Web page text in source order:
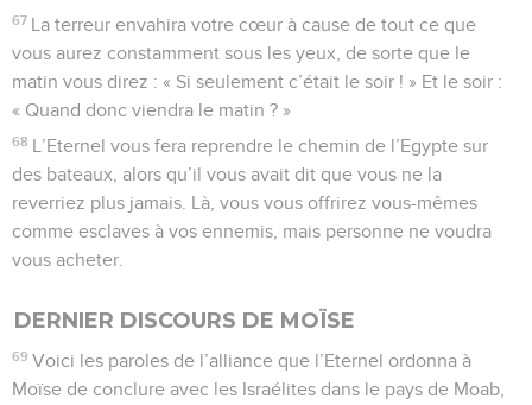
67 La terreur envahira votre cœur à cause de tout ce que
vous aurez constamment sous les yeux, de sorte que le
matin vous direz : « Si seulement c’était le soir ! » Et le soir :
« Quand donc viendra le matin ? »
68 L’Eternel vous fera reprendre le chemin de l’Egypte sur
des bateaux, alors qu’il vous avait dit que vous ne la
reverriez plus jamais. Là, vous vous offrirez vous-mêmes
comme esclaves à vos ennemis, mais personne ne voudra
vous acheter.
DERNIER DISCOURS DE MOÏSE
69 Voici les paroles de l’alliance que l’Eternel ordonna à
Moïse de conclure avec les Israélites dans le pays de Moab,